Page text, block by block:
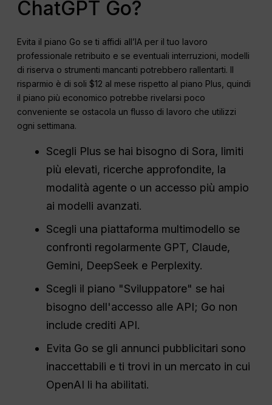
ChatGPT Go?
Evita il piano Go se ti affidi all’IA per il tuo lavoro
professionale retribuito e se eventuali interruzioni, modelli
di riserva o strumenti mancanti potrebbero rallentarti. Il
risparmio è di soli $12 al mese rispetto al piano Plus, quindi
il piano più economico potrebbe rivelarsi poco
conveniente se ostacola un flusso di lavoro che utilizzi
ogni settimana.
Scegli Plus se hai bisogno di Sora, limiti
più elevati, ricerche approfondite, la
modalità agente o un accesso più ampio
ai modelli avanzati.
Scegli una piattaforma multimodello se
confronti regolarmente GPT, Claude,
Gemini, DeepSeek e Perplexity.
Scegli il piano "Sviluppatore" se hai
bisogno dell'accesso alle API; Go non
include crediti API.
Evita Go se gli annunci pubblicitari sono
inaccettabili e ti trovi in un mercato in cui
OpenAI li ha abilitati.